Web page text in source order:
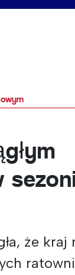
że kraj